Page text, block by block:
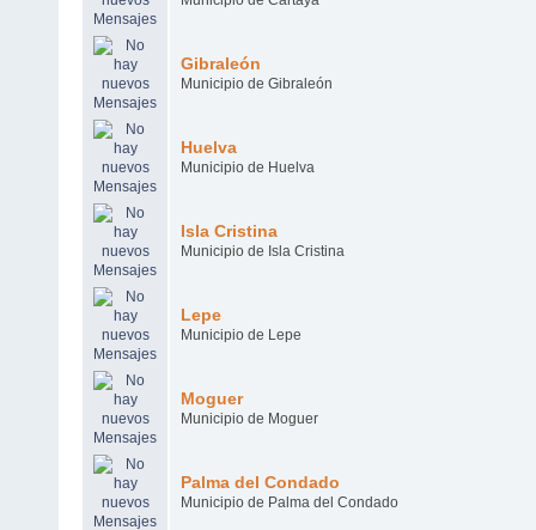
Gibraleón
Municipio de Gibraleón
Huelva
Municipio de Huelva
Isla Cristina
Municipio de Isla Cristina
Lepe
Municipio de Lepe
Moguer
Municipio de Moguer
Palma del Condado
Municipio de Palma del Condado